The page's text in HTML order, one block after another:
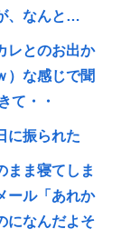
、なんと…
レとのお出か
）な感じで聞
て・・
に振られた
まま寝てしま
ール「あれか
になんだよそ